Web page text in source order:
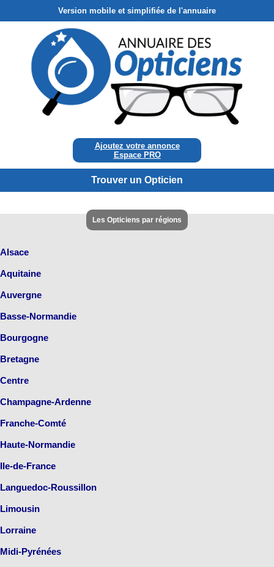
Version mobile et simplifiée de l'annuaire
Ajoutez votre annonce
Espace PRO
Trouver un Opticien
Les Opticiens par régions
Alsace
Aquitaine
Auvergne
Basse-Normandie
Bourgogne
Bretagne
Centre
Champagne-Ardenne
Franche-Comté
Haute-Normandie
Ile-de-France
Languedoc-Roussillon
Limousin
Lorraine
Midi-Pyrénées